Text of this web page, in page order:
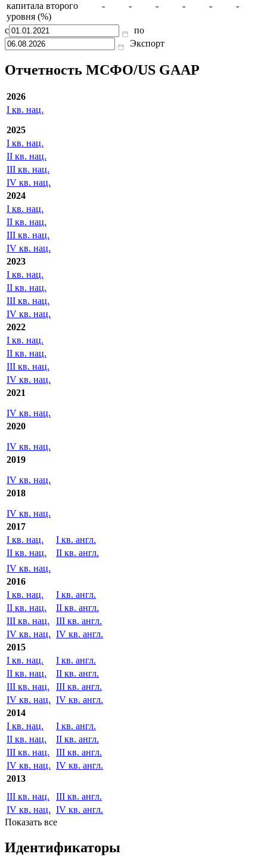
капитала второго
уровня (%)
- - - - - -
с
по
Экспорт
Отчетность МСФО/US GAAP
2026
I кв. нац.
2025
I кв. нац.
II кв. нац.
III кв. нац.
IV кв. нац.
2024
I кв. нац.
II кв. нац.
III кв. нац.
IV кв. нац.
2023
I кв. нац.
II кв. нац.
III кв. нац.
IV кв. нац.
2022
I кв. нац.
II кв. нац.
III кв. нац.
IV кв. нац.
2021
IV кв. нац.
2020
IV кв. нац.
2019
IV кв. нац.
2018
IV кв. нац.
2017
I кв. нац.
I кв. англ.
II кв. нац.
II кв. англ.
IV кв. нац.
2016
I кв. нац.
I кв. англ.
II кв. нац.
II кв. англ.
III кв. нац.
III кв. англ.
IV кв. нац. IV кв. англ.
2015
I кв. нац.
I кв. англ.
II кв. нац.
II кв. англ.
III кв. нац.
III кв. англ.
IV кв. нац. IV кв. англ.
2014
I кв. нац.
I кв. англ.
II кв. нац.
II кв. англ.
III кв. нац.
III кв. англ.
IV кв. нац. IV кв. англ.
2013
III кв. нац.
III кв. англ.
IV кв. нац. IV кв. англ.
Показать все
Идентификаторы